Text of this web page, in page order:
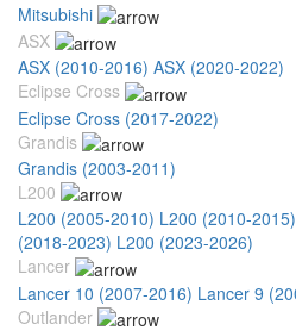
Mitsubishi
ASX
ASX (2010-2016) ASX (2020-2022)
Eclipse Cross
Eclipse Cross (2017-2022)
Grandis
Grandis (2003-2011)
L200
L200 (2005-2010) L200 (2010-2015)
(2018-2023) L200 (2023-2026)
Lancer
Lancer 10 (2007-2016) Lancer 9
Outlander